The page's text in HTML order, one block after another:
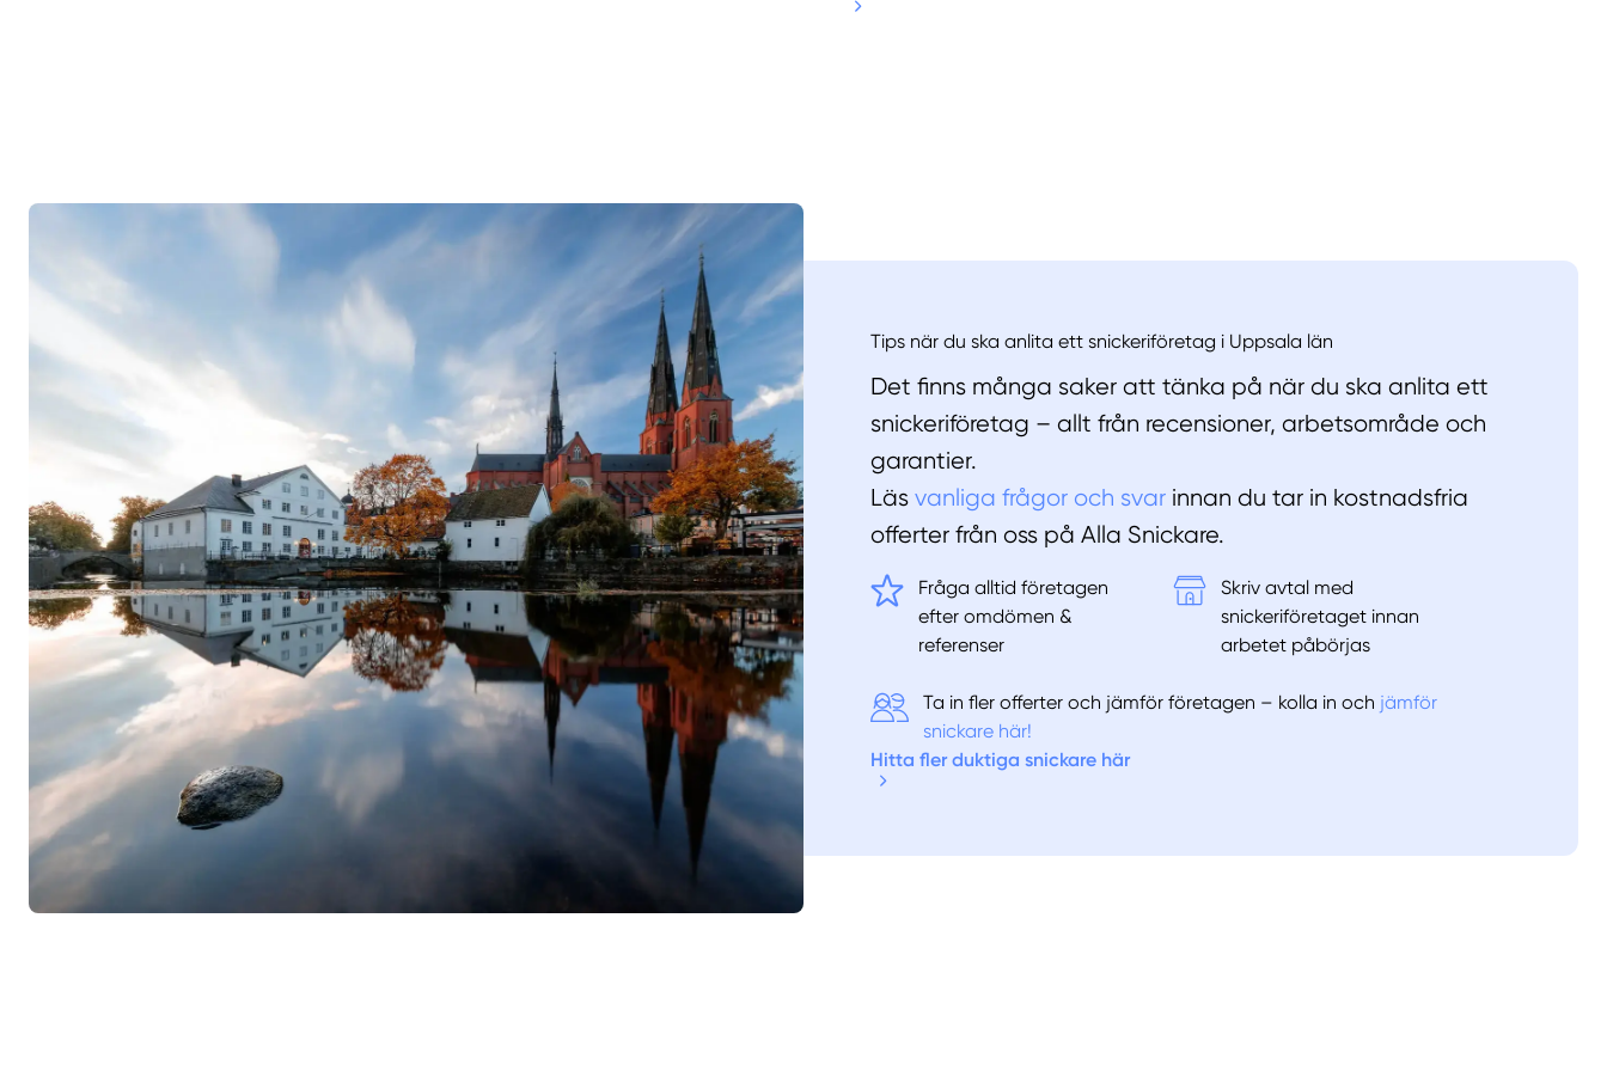
Tips när du ska anlita ett snickeriföretag i Uppsala län
Det finns många saker att tänka på när du ska anlita ett
snickeriföretag – allt från recensioner, arbetsområde och
garantier.
Läs vanliga frågor och svar innan du tar in kostnadsfria
offerter från oss på Alla Snickare.
Fråga alltid företagen
efter omdömen &
referenser
Skriv avtal med
snickeriföretaget innan
arbetet påbörjas
Ta in fler offerter och jämför företagen – kolla in och jämför
snickare här!
Hitta fler duktiga snickare här